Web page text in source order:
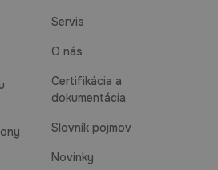
Servis
O nás
Certifikácia a
dokumentácia
Slovník pojmov
Novinky